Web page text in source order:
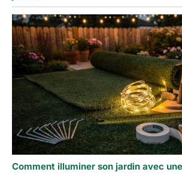
Comment illuminer son jardin avec